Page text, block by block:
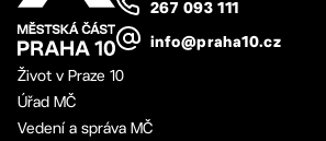
267 093 111
info@praha10.cz
Život v Praze 10
Úřad MČ
Vedení a správa MČ